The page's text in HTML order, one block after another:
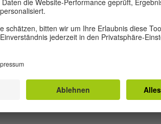
experimentierten Filmemacher im
der Erweiterung der Filmleinwand
Deutschland bzw. dem
man Gemeinsamkeiten und
und Einflüsse hinausgehen. Das
Entwicklungen.